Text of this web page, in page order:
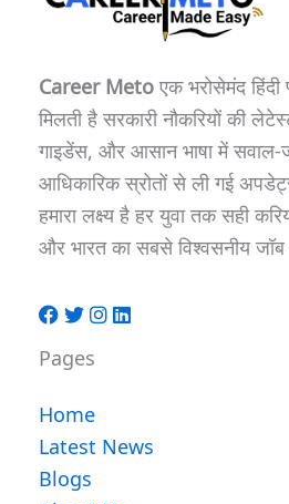
Career Metoएक भरोसेमंद
मिलती है सरकारी नौकरियों की
गाइडेंस, और आसान भाषा में सवाल-
आधिकारिक स्रोतों से ली गई
हमारा लक्ष्य है हर युवा तक सही
और भारत का सबसे विश्वसनीय जॉब
Pages
Home
Latest News
Blogs